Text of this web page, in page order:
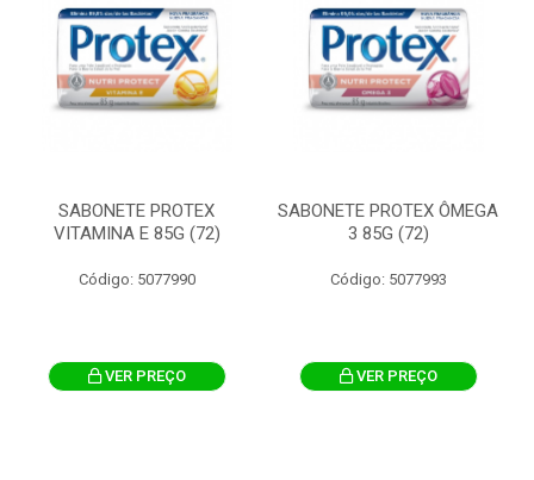
SABONETE PROTEX
VITAMINA E 85G (72)
Código: 5077990
VER PREÇO
SABONETE PROTEX ÔMEGA
3 85G (72)
Código: 5077993
VER PREÇO